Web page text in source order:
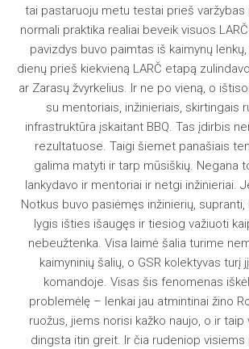
tai pastaruoju metu testai prieš varžybas
normali praktika realiai beveik visuos
pavizdys buvo paimtas iš kaimynų
dienų prieš kiekvieną LARČ etapą
ar Zarasų žvyrkelius. Ir ne po vieną, o
su mentoriais, inžinieriais, skirtingais
infrastruktūra įskaitant BBQ. Tas įdirbis
rezultatuose. Taigi šiemet panašiais
galima matyti ir tarp mūsiškių. Negana
lankydavo ir mentoriai ir netgi inžinieriai.
Notkus buvo pasiėmęs inžinierių, supranti,
lygis išties išaugęs ir tiesiog važiuoti
nebeužtenka. Visa laimė šalia turime
kaimyninių šalių, o GSR kolektyvas turį
komandoje. Visas šis fenomenas
problemėlę – lenkai jau atmintinai žino
ruožus, jiems norisi kažko naujo, o ir
dingsta itin greit. Ir čia rudeniop visiems